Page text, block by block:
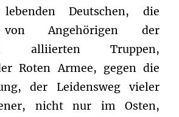
Deutschen, die
Angehörigen der
alliierten Truppen,
Roten Armee, gegen die
der Leidensweg vieler
nicht nur im Osten,